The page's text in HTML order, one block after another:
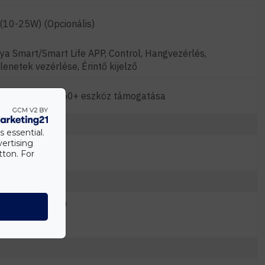
25W) (Opcionális)
Smart/Smart Life APP, Control, Hangvezérlés,
vezérlése, Érintő kijelző
gateway, 50+ eszköz támogatása
240 VAC
mm
essential.
For